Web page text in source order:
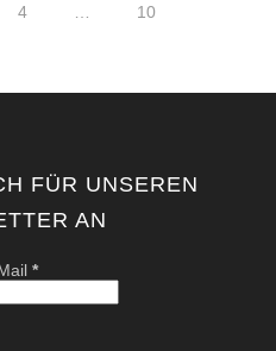
4 10
FÜR UNSEREN
AN
*